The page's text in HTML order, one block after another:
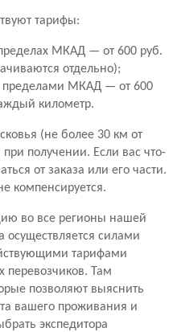
тарифы:
МКАД — от 600 руб.
отдельно);
пределами МКАД — от 600
километр.
(не более 30 км от
получении. Если вас что-
от заказа или его части.
компенсируется.
во все регионы нашей
осуществляется силами
тарифами
перевозчиков. Там
позволяют выяснить
вашего проживания и
экспедитора